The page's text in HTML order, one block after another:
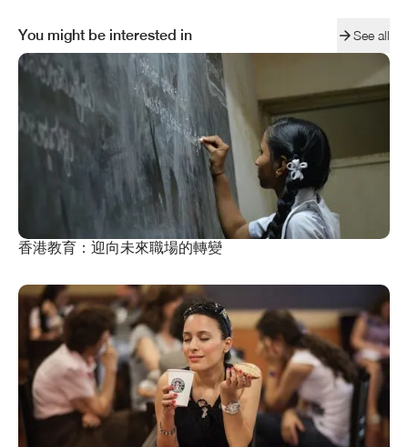
You might be interested in See all
香港教育：迎向未來職場的轉變